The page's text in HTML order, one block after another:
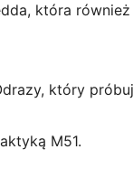
która
który
M51.